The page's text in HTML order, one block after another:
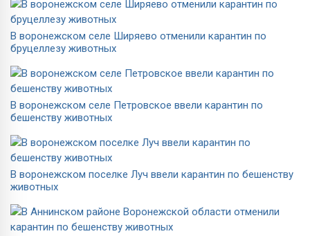
В воронежском селе Ширяево отменили карантин по
бруцеллезу животных
В воронежском селе Петровское ввели карантин по
бешенству животных
В воронежском поселке Луч ввели карантин по бешенству
животных